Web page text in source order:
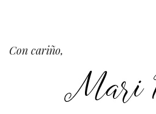
Con cariño,